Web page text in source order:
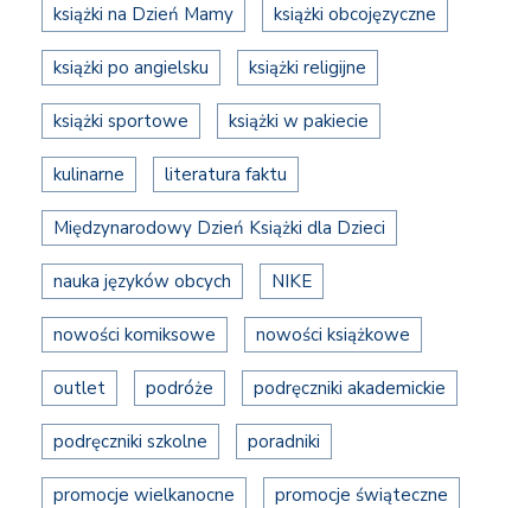
książki na Dzień Mamy książki obcojęzyczne
książki po angielsku książki religijne
książki sportowe książki w pakiecie
kulinarne literatura faktu
Międzynarodowy Dzień Książki dla Dzieci
nauka języków obcych NIKE
nowości komiksowe nowości książkowe
outlet podróże podręczniki akademickie
podręczniki szkolne poradniki
promocje wielkanocne promocje świąteczne